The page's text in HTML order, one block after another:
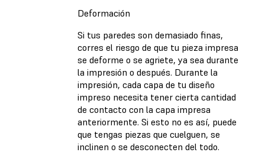
Deformación
Si tus paredes son demasiado finas,
corres el riesgo de que tu pieza impresa
se deforme o se agriete, ya sea durante
la impresión o después. Durante la
impresión, cada capa de tu diseño
impreso necesita tener cierta cantidad
de contacto con la capa impresa
anteriormente. Si esto no es así, puede
que tengas piezas que cuelguen, se
inclinen o se desconecten del todo.